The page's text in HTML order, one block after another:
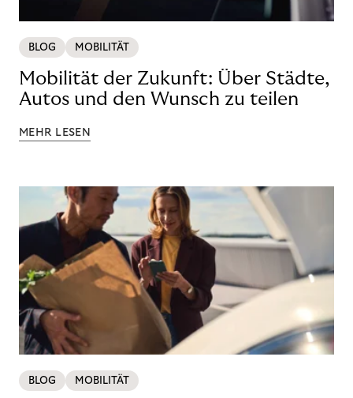
BLOG MOBILITÄT
Mobilität der Zukunft: Über Städte,
Autos und den Wunsch zu teilen
MEHR LESEN
BLOG MOBILITÄT